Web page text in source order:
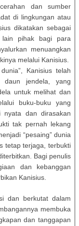
dan sumber
di lingkungan atau
dikatakan sebagai
lain pihak bagi para
menuangkan
melalui Kanisius.
Kanisius telah
daun jendela, yang
untuk melihat dan
buku-buku yang
nyata dan dirasakan
tak pernah lekang
“pesaing” dunia
tetap terjaga, terbukti
Bagi penulis
dan kebanggan
Kanisius.
dan berkutat dalam
membuka
dan tanggapan